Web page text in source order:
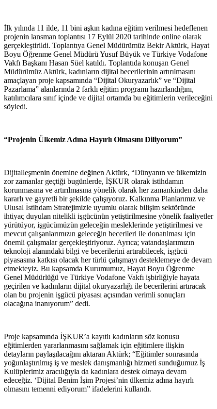
İlk yılında 11 ilde, 11 bini aşkın kadına eğitim verilmesi hedeflenen
projenin lansman toplantısı 17 Eylül 2020 tarihinde online olarak
gerçekleştirildi. Toplantıya Genel Müdürümüz Bekir Aktürk, Hayat
Boyu Öğrenme Genel Müdürü Yusuf Büyük ve Türkiye Vodafone
Vakfı Başkanı Hasan Süel katıldı. Toplantıda konuşan Genel
Müdürümüz Aktürk, kadınların dijital becerilerinin artırılmasını
amaçlayan proje kapsamında “Dijital Okuryazarlık” ve “Dijital
Pazarlama” alanlarında 2 farklı eğitim programı hazırlandığını,
katılımcılara sınıf içinde ve dijital ortamda bu eğitimlerin verileceğini
söyledi.
“Projenin Ülkemiz Adına Hayırlı Olmasını Diliyorum”
Dijitalleşmenin önemine değinen Aktürk, “Dünyanın ve ülkemizin
zor zamanlar geçtiği bugünlerde, İŞKUR olarak istihdamın
korunmasına ve artırılmasına yönelik olarak her zamankinden daha
kararlı ve gayretli bir şekilde çalışıyoruz. Kalkınma Planlarımız ve
Ulusal İstihdam Stratejimizle uyumlu olarak bilişim sektöründe
ihtiyaç duyulan nitelikli işgücünün yetiştirilmesine yönelik faaliyetler
yürütüyor, işgücümüzün geleceğin mesleklerinde yetiştirilmesi ve
mevcut çalışanlarımızın geleceğin becerileri ile donatılması için
önemli çalışmalar gerçekleştiriyoruz. Ayrıca; vatandaşlarımızın
teknoloji alanındaki bilgi ve becerilerini artırabilecek, işgücü
piyasasına katkısı olacak her türlü çalışmayı desteklemeye de devam
etmekteyiz. Bu kapsamda Kurumumuz, Hayat Boyu Öğrenme
Genel Müdürlüğü ve Türkiye Vodafone Vakfı işbirliğiyle hayata
geçirilen ve kadınların dijital okuryazarlığı ile becerilerini artıracak
olan bu projenin işgücü piyasası açısından verimli sonuçları
olacağına inanıyorum” dedi.
Proje kapsamında İŞKUR’a kayıtlı kadınların söz konusu
eğitimlerden yararlanmasını sağlamak için eğitimlere ilişkin
detayların paylaşılacağını aktaran Aktürk; “Eğitimler sonrasında
yoğunlaştırılmış iş ve meslek danışmanlığı hizmeti sunduğumuz İş
Kulüplerimiz aracılığıyla da kadınlara destek olmaya devam
edeceğiz. ‘Dijital Benim İşim Projesi’nin ülkemiz adına hayırlı
olmasını temenni ediyorum” ifadelerini kullandı.